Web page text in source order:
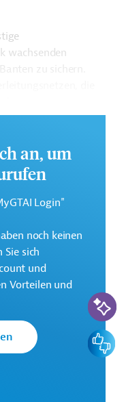
wachsenden
Das Projekt
Vorbereitung sowie
der Webseite der
zum Download
zur
beantragt)
an, um
Login"
noch keinen
Sie sich
und
Vorteilen und
KI-